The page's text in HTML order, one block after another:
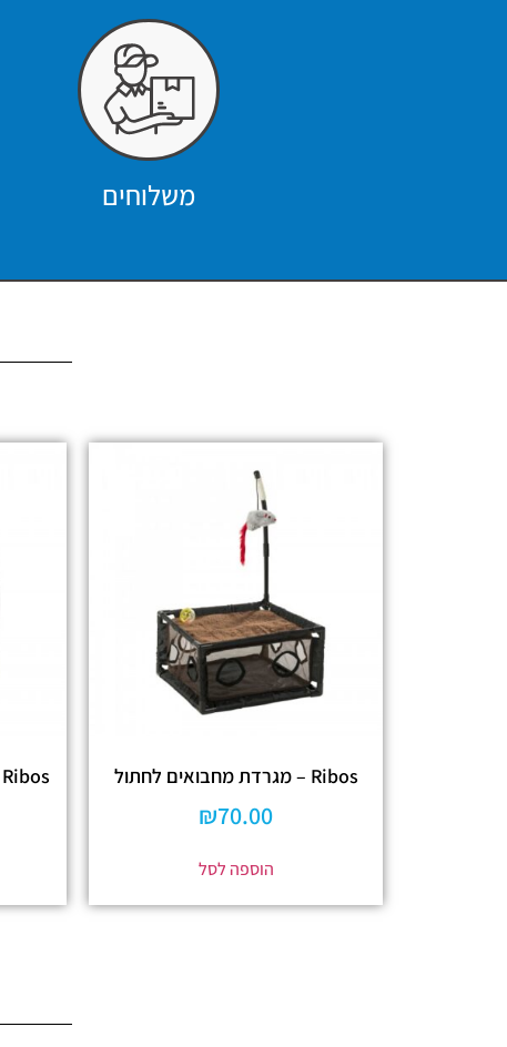
משלוחים
Ribos – מגרדת מחבואים לחתול
₪70.00
הוספה לסל
Ribos – מגרדת מגדל קונדו לחתול